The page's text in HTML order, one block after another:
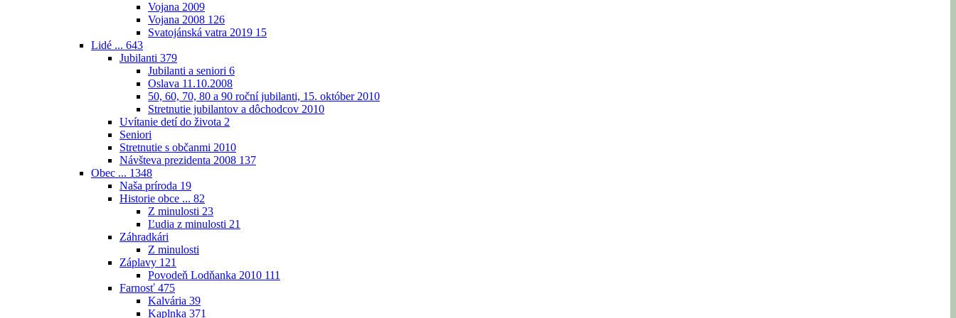
Vojana 2009
Vojana 2008 126
Svatojánská vatra 2019 15
Lidé ... 643
Jubilanti 379
Jubilanti a seniori 6
Oslava 11.10.2008
50, 60, 70, 80 a 90 roční jubilanti, 15. október 2010
Stretnutie jubilantov a dôchodcov 2010
Uvítanie detí do života 2
Seniori
Stretnutie s občanmi 2010
Návšteva prezidenta 2008 137
Obec ... 1348
Naša príroda 19
Historie obce ... 82
Z minulosti 23
Ľudia z minulosti 21
Záhradkári
Z minulosti
Záplavy 121
Povodeň Lodňanka 2010 111
Farnosť 475
Kalvária 39
Kaplnka 371